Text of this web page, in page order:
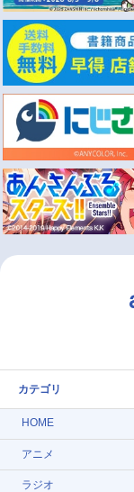
カテゴリ
HOME
アニメ
ラジオ